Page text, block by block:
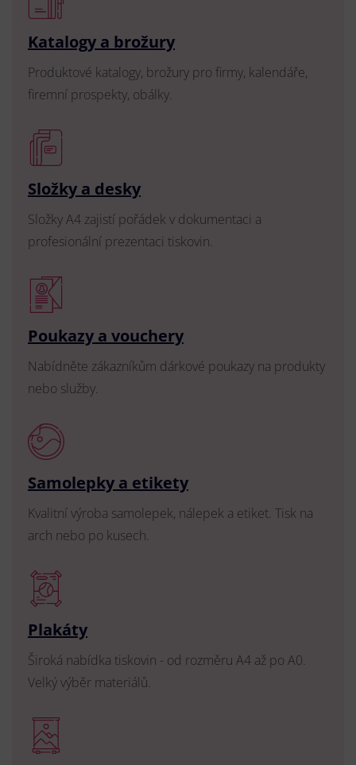
Katalogy a brožury
Produktové katalogy, brožury pro firmy, kalendáře,
firemní prospekty, obálky.
Složky a desky
Složky A4 zajistí pořádek v dokumentaci a
profesionální prezentaci tiskovin.
Poukazy a vouchery
Nabídněte zákazníkům dárkové poukazy na produkty
nebo služby.
Samolepky a etikety
Kvalitní výroba samolepek, nálepek a etiket. Tisk na
arch nebo po kusech.
Plakáty
Široká nabídka tiskovin - od rozměru A4 až po A0.
Velký výběr materiálů.